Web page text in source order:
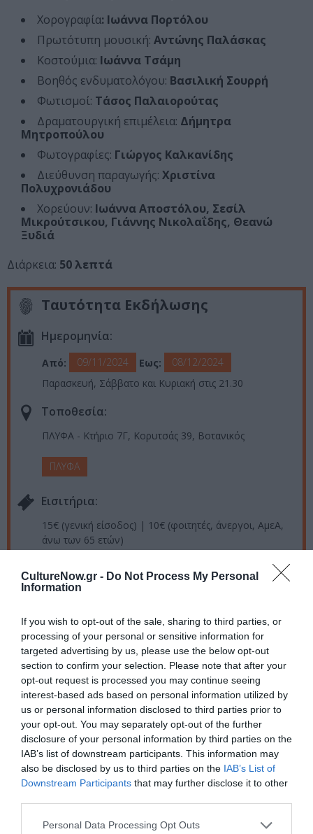
CultureNow.gr - Do Not Process My Personal
Information
If you wish to opt-out of the sale, sharing to third parties, or
processing of your personal or sensitive information for
targeted advertising by us, please use the below opt-out
section to confirm your selection. Please note that after your
opt-out request is processed you may continue seeing
interest-based ads based on personal information utilized by
us or personal information disclosed to third parties prior to
your opt-out. You may separately opt-out of the further
disclosure of your personal information by third parties on the
IAB’s list of downstream participants. This information may
also be disclosed by us to third parties on the IAB’s List of
Downstream Participants that may further disclose it to other
Personal Data Processing Opt Outs
Χορογραφία: Ιωάννα Πορτόλου
Πρωτότυπη μουσική: Αντώνης Παλάσκας
Κοστούμια: Ιωάννα Τσάμη
Βοηθός ενδυματολόγου: Βασιλική Σουρρή
Φωτισμοί: Τάσος Παλαιορούτας
Δραματουργική επιμέλεια: Δήμητρα
Μητροπούλου
Φωτογραφίες: Γιώργος Καλκανίδης
Διεύθυνση παραγωγής: Χριστίνα
Πολυχρονιάδου
Χορεύουν: Ιωάννα Αποστόλου, Σεσίλ
Μικρούτσικου, Γιάννης Νικολαΐδης, Θεανώ
Ξυδιά
Διάρκεια: 50 λεπτά
Ταυτότητα Εκδήλωσης
Ημερομηνία:
Από: 09/11/2024 Εως:
08/12/2024
Παρασκευή, Σάββατο και Κυριακή στις 21.30
Τοποθεσία:
ΠΛΥΦΑ - Κτήριο 7Γ, Κορυτσάς 39, Βοτανικός
ΠΛΥΦΑ
Eισιτήρια:
15€ (γενική είσοδος) | 10€ (φοιτητές, άνεργοι, ΑμεΑ,
άνω των 65 ετών)
Πληροφορίες / Κρατήσεις:
plyfa.space
Ακολουθήστε το Culturenow.gr στοGoogle News
μάθετε πρώτοι όλες τις ειδήσεις
Δείτε όλα τατελευταία νέαγια την Τέχνη και τον
Πολιτισμό στοCulturenow.gr
Νέοι Διαγωνισμοί❯
Tags